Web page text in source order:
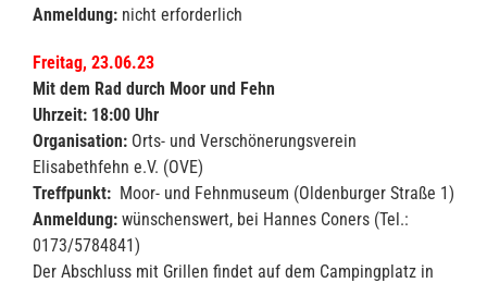
Anmeldung: nicht erforderlich
Freitag, 23.06.23
Mit dem Rad durch Moor und Fehn
Uhrzeit: 18:00 Uhr
Organisation: Orts- und Verschönerungsverein
Elisabethfehn e.V. (OVE)
Treffpunkt: Moor- und Fehnmuseum (Oldenburger Straße 1)
Anmeldung: wünschenswert, bei Hannes Coners (Tel.:
0173/5784841)
Der Abschluss mit Grillen findet auf dem Campingplatz in